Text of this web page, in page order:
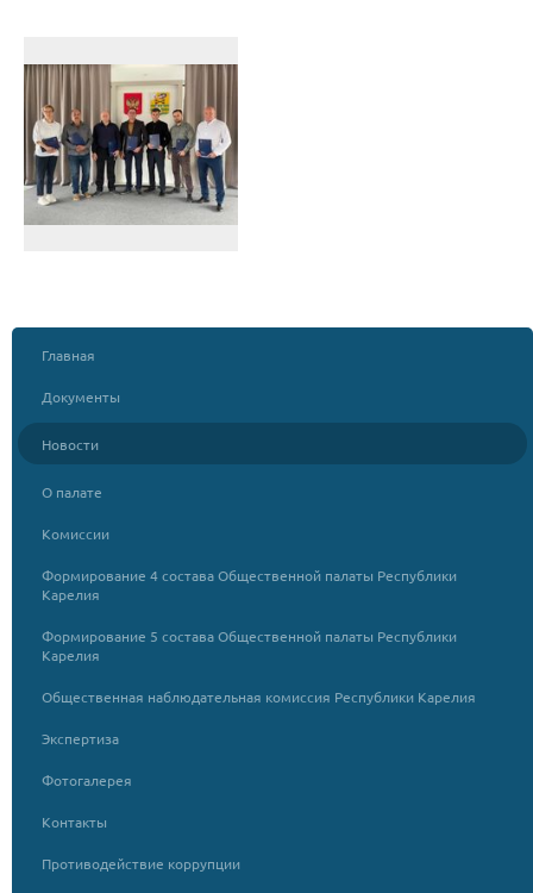
Главная
Документы
Новости
О палате
Комиссии
Формирование 4 состава Общественной палаты Республики
Карелия
Формирование 5 состава Общественной палаты Республики
Карелия
Общественная наблюдательная комиссия Республики Карелия
Экспертиза
Фотогалерея
Контакты
Противодействие коррупции